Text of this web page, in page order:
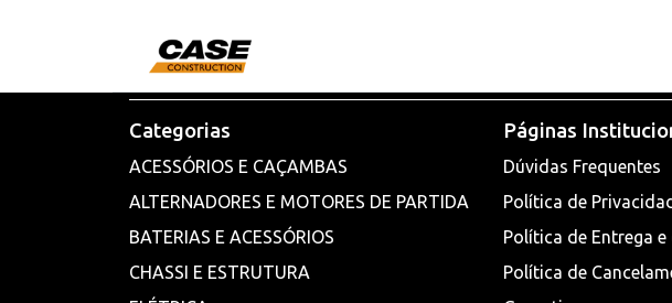
Categorias
ACESSÓRIOS E CAÇAMBAS
ALTERNADORES E MOTORES DE PARTIDA
BATERIAS E ACESSÓRIOS
CHASSI E ESTRUTURA
Páginas
Dúvidas Frequentes
Política de
Política de Entrega e
Política de